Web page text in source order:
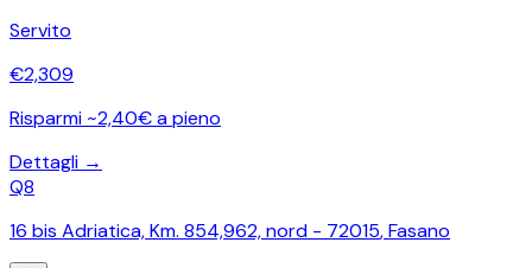
Servito
€2,309
Risparmi ~2,40€ a pieno
Dettagli →
Q8
16 bis Adriatica, Km. 854,962, nord - 72015,Fasano